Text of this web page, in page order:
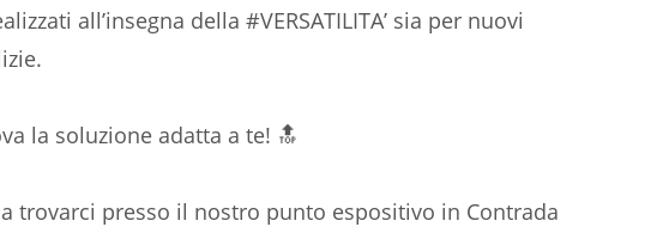
all’insegna della #VERSATILITA’ sia per nuovi
la soluzione adatta a te! 🔝
trovarci presso il nostro punto espositivo in Contrada